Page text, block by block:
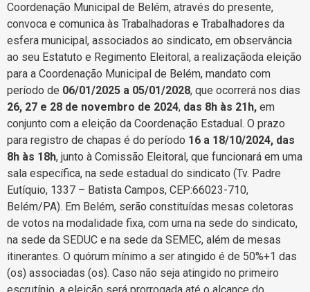
Coordenação Municipal de Belém, através do presente,
convoca e comunica às Trabalhadoras e Trabalhadores da
esfera municipal, associados ao sindicato, em observância
ao seu Estatuto e Regimento Eleitoral, a realizaçãoda eleição
para a Coordenação Municipal de Belém, mandato com
período de 06/01/2025 a 05/01/2028, que ocorrerá nos dias
26, 27 e 28 de novembro de 2024, das 8h às 21h, em
conjunto com a eleição da Coordenação Estadual. O prazo
para registro de chapas é do período 16 a 18/10/2024, das
8h às 18h, junto à Comissão Eleitoral, que funcionará em uma
sala específica, na sede estadual do sindicato (Tv. Padre
Eutíquio, 1337 – Batista Campos, CEP:66023-710,
Belém/PA). Em Belém, serão constituídas mesas coletoras
de votos na modalidade fixa, com urna na sede do sindicato,
na sede da SEDUC e na sede da SEMEC, além de mesas
itinerantes. O quórum mínimo a ser atingido é de 50%+1 das
(os) associadas (os). Caso não seja atingido no primeiro